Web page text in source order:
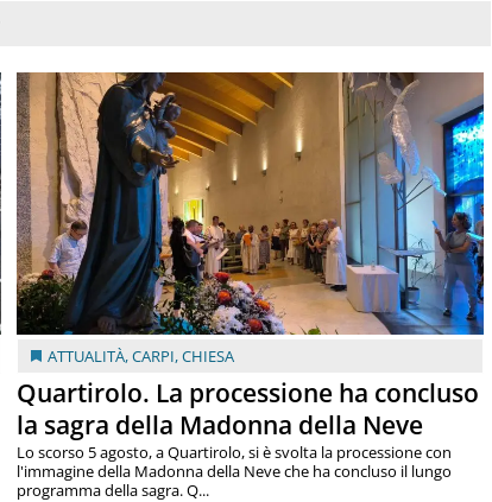
ATTUALITÀ,CARPI,CHIESA
Quartirolo. La processione ha concluso
la sagra della Madonna della Neve
Lo scorso 5 agosto, a Quartirolo, si è svolta la processione con
l'immagine della Madonna della Neve che ha concluso il lungo
programma della sagra. Q...